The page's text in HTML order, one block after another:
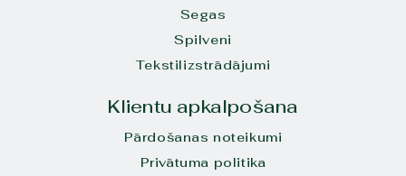
Segas
Spilveni
Tekstilizstrādājumi
Klientu apkalpošana
Pārdošanas noteikumi
Privātuma politika